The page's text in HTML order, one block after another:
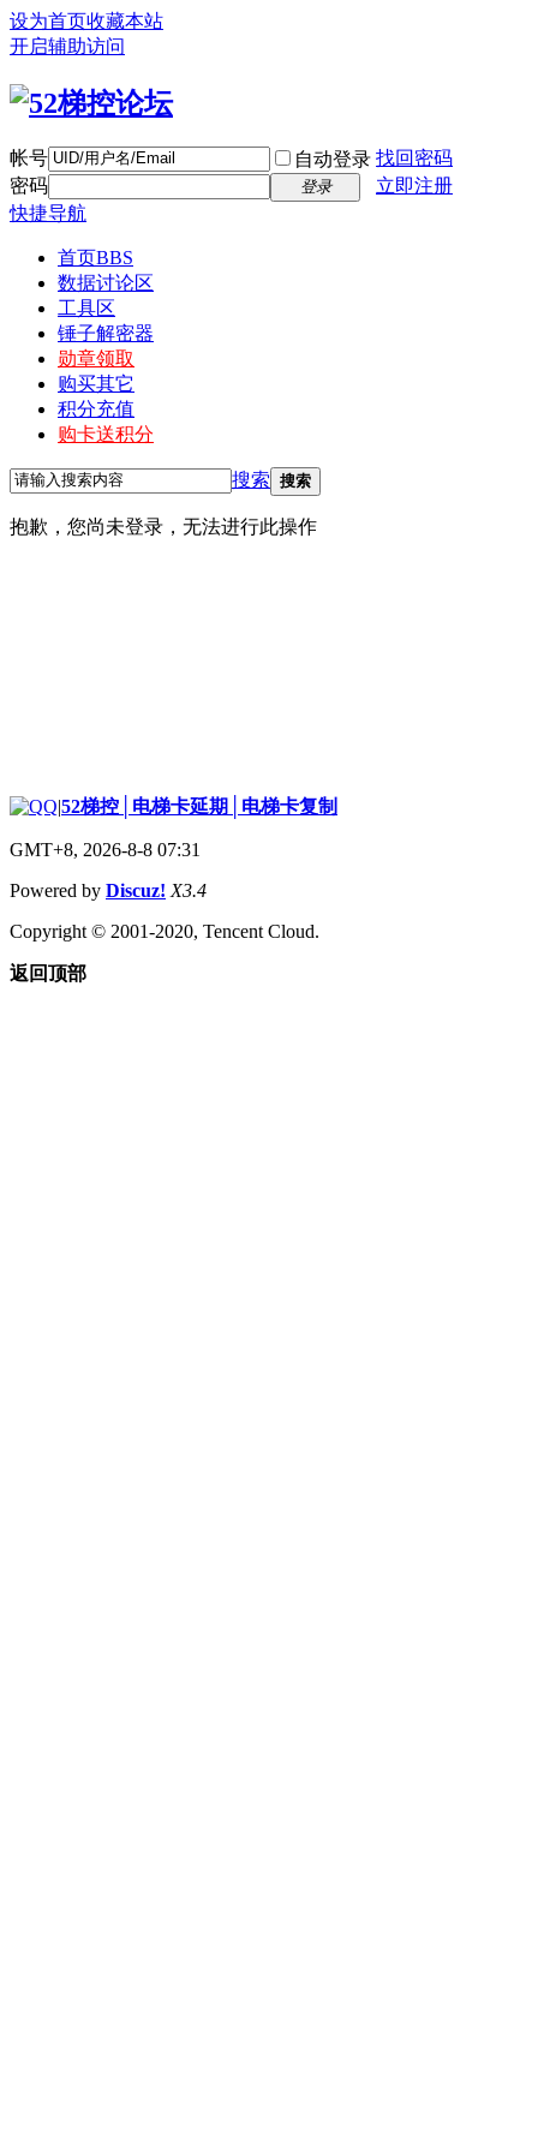
设为首页收藏本站
开启辅助访问
帐号 自动登录 找回密码
密码
登录
立即注册
快捷导航
首页BBS
数据讨论区
工具区
锤子解密器
勋章领取
购买其它
积分充值
购卡送积分
搜索 搜索
抱歉，您尚未登录，无法进行此操作
|52梯控│电梯卡延期│电梯卡复制
GMT+8, 2026-8-8 07:31
Powered by Discuz! X3.4
Copyright © 2001-2020, Tencent Cloud.
返回顶部